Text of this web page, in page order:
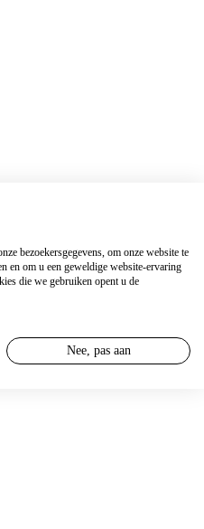
bezoekersgegevens, om onze website te
en om u een geweldige website-ervaring
die we gebruiken opent u de
Nee, pas aan